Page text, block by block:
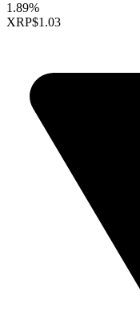
1.89%
XRP$1.03